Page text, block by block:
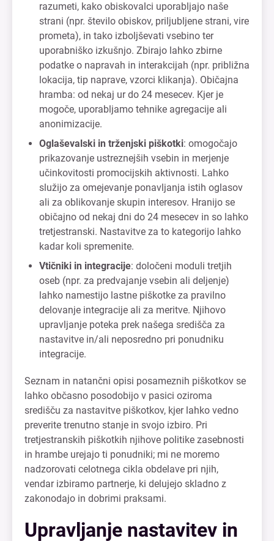
razumeti, kako obiskovalci uporabljajo naše
strani (npr. število obiskov, priljubljene strani, vire
prometa), in tako izboljševati vsebino ter
uporabniško izkušnjo. Zbirajo lahko zbirne
podatke o napravah in interakcijah (npr. približna
lokacija, tip naprave, vzorci klikanja). Običajna
hramba: od nekaj ur do 24 mesecev. Kjer je
mogoče, uporabljamo tehnike agregacije ali
anonimizacije.
Oglaševalski in trženjski piškotki: omogočajo
prikazovanje ustreznejših vsebin in merjenje
učinkovitosti promocijskih aktivnosti. Lahko
služijo za omejevanje ponavljanja istih oglasov
ali za oblikovanje skupin interesov. Hranijo se
običajno od nekaj dni do 24 mesecev in so lahko
tretjestranski. Nastavitve za to kategorijo lahko
kadar koli spremenite.
Vtičniki in integracije: določeni moduli tretjih
oseb (npr. za predvajanje vsebin ali deljenje)
lahko namestijo lastne piškotke za pravilno
delovanje integracije ali za meritve. Njihovo
upravljanje poteka prek našega središča za
nastavitve in/ali neposredno pri ponudniku
integracije.
Seznam in natančni opisi posameznih piškotkov se
lahko občasno posodobijo v pasici oziroma
središču za nastavitve piškotkov, kjer lahko vedno
preverite trenutno stanje in svojo izbiro. Pri
tretjestranskih piškotkih njihove politike zasebnosti
in hrambe urejajo ti ponudniki; mi ne moremo
nadzorovati celotnega cikla obdelave pri njih,
vendar izbiramo partnerje, ki delujejo skladno z
zakonodajo in dobrimi praksami.
Upravljanje nastavitev in